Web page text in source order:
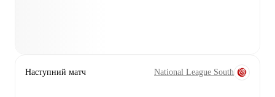
Наступний матч National League South